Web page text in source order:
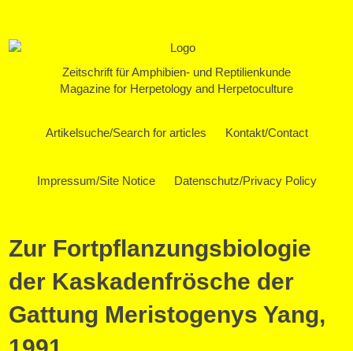
Zeitschrift für Amphibien- und Reptilienkunde
Magazine for Herpetology and Herpetoculture
Artikelsuche/Search for articles Kontakt/Contact
Impressum/Site Notice Datenschutz/Privacy Policy
Zur Fortpflanzungsbiologie
der Kaskadenfrösche der
Gattung Meristogenys Yang,